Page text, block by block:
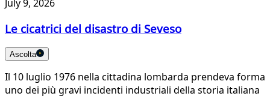
July 9, 2026
Le cicatrici del disastro di Seveso
Ascolta
Il 10 luglio 1976 nella cittadina lombarda prendeva forma
uno dei più gravi incidenti industriali della storia italiana